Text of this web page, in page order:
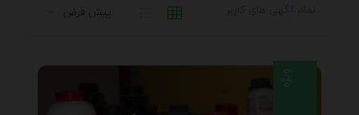
تمام آگهی های کاربر
ویژه